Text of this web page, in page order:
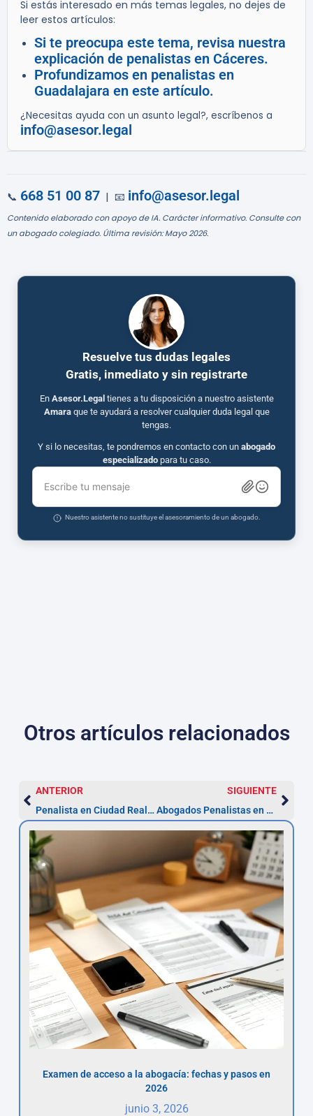
Si estás interesado en más temas legales, no dejes de
leer estos artículos:
Si te preocupa este tema, revisa nuestra
explicación de penalistas en Cáceres.
Profundizamos en penalistas en
Guadalajara en este artículo.
¿Necesitas ayuda con un asunto legal?, escríbenos a
info@asesor.legal
📞 668 51 00 87 | 📧 info@asesor.legal
Contenido elaborado con apoyo de IA. Carácter informativo. Consulte con
un abogado colegiado. Última revisión: Mayo 2026.
Resuelve tus dudas legales
Gratis, inmediato y sin registrarte
En Asesor.Legal tienes a tu disposición a nuestro asistente
Amaraque te ayudará a resolver cualquier duda legal que
tengas.
Y si lo necesitas, te pondremos en contacto con un abogado
especializadopara tu caso.
Escribe tu mensaje
Nuestro asistente no sustituye el asesoramiento de un abogado.
Otros artículos relacionados
ANTERIOR
Penalista en Ciudad Real: recurso en 5 días
SIGUIENTE
Abogados Penalistas en Cáceres — 24h y consulta gratis
Examen de acceso a la abogacía: fechas y pasos en
2026
junio 3, 2026